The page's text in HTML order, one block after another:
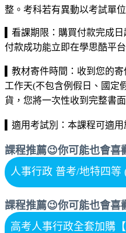
整。考科若有異動以考試單
看課期限：購買付款完成日
付款成功能立即在學思酷平台
教材寄件時間：收到您的
工作天(不包含例假日、國定
貨，您將一次性收到完整書面
適用考試別：本課程可適
課程推薦😉你可能也會喜
人事行政 普考/地特四等
課程推薦😉你可能也會喜
高考人事行政全套加購